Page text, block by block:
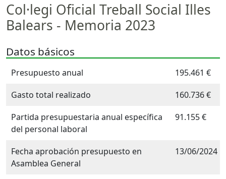
Col·legi Oficial Treball Social Illes
Balears - Memoria 2023
Datos básicos
Presupuesto anual
195.461 €
Gasto total realizado
160.736 €
Partida presupuestaria anual específica
del personal laboral
91.155 €
Fecha aprobación presupuesto en
Asamblea General
13/06/2024